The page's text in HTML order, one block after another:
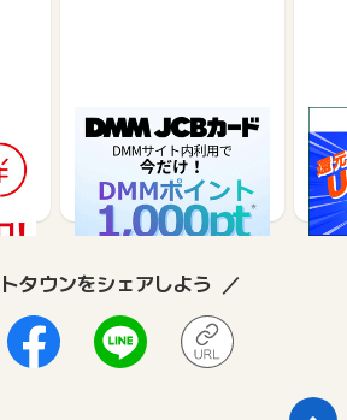
DMM JCBカード（発
3,000 5,500
※合
※【
シ
タウンをシェアしよう